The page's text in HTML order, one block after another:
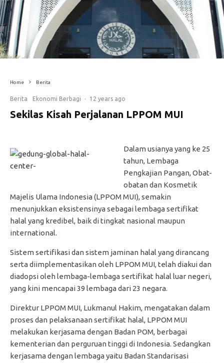
Home Berita
Berita Ekonomi Berbagi · 12 years ago
Sekilas Kisah Perjalanan LPPOM MUI
Dalam usianya yang ke 25
tahun, Lembaga
Pengkajian Pangan, Obat-
obatan dan Kosmetik
Majelis Ulama Indonesia (LPPOM MUI), semakin
menunjukkan eksistensinya sebagai lembaga sertifikat
halal yang kredibel, baik di tingkat nasional maupun
international.
Sistem sertifikasi dan sistem jaminan halal yang dirancang
serta diimplementasikan oleh LPPOM MUI, telah diakui dan
diadopsi oleh lembaga-lembaga sertifikat halal luar negeri,
yang kini mencapai 39 lembaga dari 23 negara.
Direktur LPPOM MUI, Lukmanul Hakim, mengatakan dalam
proses dan pelaksanaan sertifikat halal, LPPOM MUI
melakukan kerjasama dengan Badan POM, berbagai
kementerian dan perguruan tinggi di Indonesia. Sedangkan
kerjasama dengan lembaga yaitu Badan Standarisasi